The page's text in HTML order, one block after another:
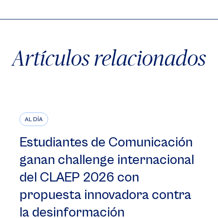
Artículos relacionados
AL DÍA
Estudiantes de Comunicación
ganan challenge internacional
del CLAEP 2026 con
propuesta innovadora contra
la desinformación